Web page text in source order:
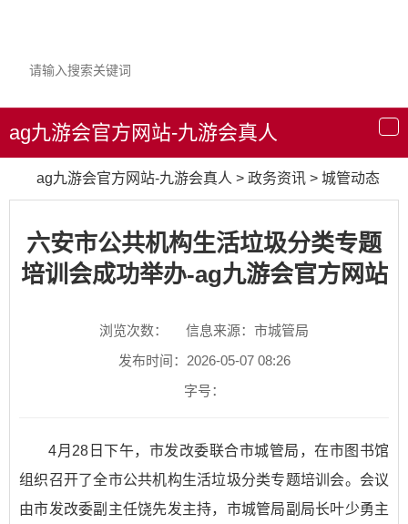
导
航
ag九游会官方网站-九游会真人
ag九游会官方网站-九游会真人 > 政务资讯 > 城管动态
六安市公共机构生活垃圾分类专题
培训会成功举办-ag九游会官方网站
浏览次数：
信息来源：市城管局
发布时间：2026-05-07 08:26
字号：
4月28日下午，市发改委联合市城管局，在市图书馆
组织召开了全市公共机构生活垃圾分类专题培训会。会议
由市发改委副主任饶先发主持，市城管局副局长叶少勇主